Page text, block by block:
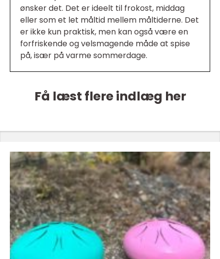
ønsker det. Det er ideelt til frokost, middag
eller som et let måltid mellem måltiderne. Det
er ikke kun praktisk, men kan også være en
forfriskende og velsmagende måde at spise
på, især på varme sommerdage.
Få læst flere indlæg her